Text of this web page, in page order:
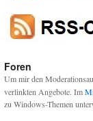
Foren
Um mir den
verlinkten Angebote. Im
zu Windows-Themen